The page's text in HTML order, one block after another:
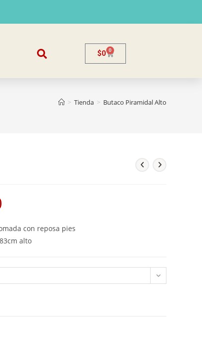
$0 0
> Tienda > Butaco Piramidal Alto
con reposa pies
alto